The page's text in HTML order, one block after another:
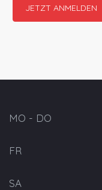
MO - DO
FR
SA